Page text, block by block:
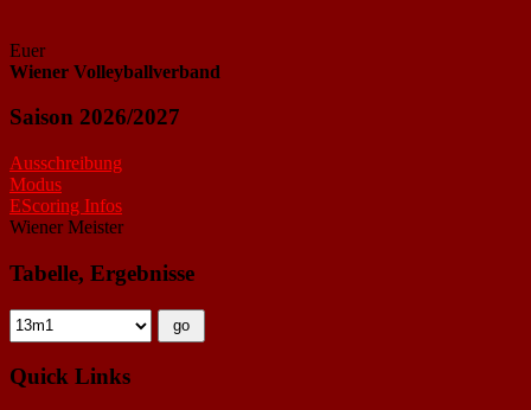
Euer
Wiener Volleyballverband
Saison 2026/2027
Ausschreibung
Modus
EScoring Infos
Wiener Meister
Tabelle, Ergebnisse
Quick Links